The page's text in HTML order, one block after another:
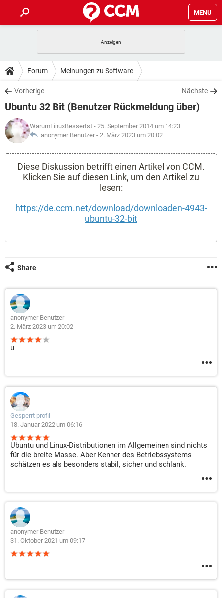
MENU
ANDROID IOS
WINDOWS 10
WHATSAPP TIKTOK
FACEBOOK HARDWARE
TIPPS & TRICKS
SPIELE STREAMING
WHATSAPP TIKTOK
DOWNLOADS
SPIELE STREAMING
ANDROID IOS
WINDOWS 10
FACEBOOK HARDWARE
SPIELE STREAMING
WINDOWS 10 INSTAGRAM
TIKTOK
LEXIKON
ANDROID IOS
INSTAGRAM
WHATSAPP TIKTOK
Forum Meinungen zu Software
Vorherige Nächste
Ubuntu 32 Bit (Benutzer Rückmeldung über)
WarumLinuxBesserIst - 25. September 2014 um 14:23
anonymer Benutzer - 2. März 2023 um 20:02
Diese Diskussion betrifft einen Artikel von CCM.
Klicken Sie auf diesen Link, um den Artikel zu
lesen:
https://de.ccm.net/download/downloaden-4943-
ubuntu-32-bit
Share
anonymer Benutzer
2. März 2023 um 20:02
u
Gesperrt profil
18. Januar 2022 um 06:16
Ubuntu und Linux-Distributionen im Allgemeinen sind nichts
für die breite Masse. Aber Kenner des Betriebssystems
schätzen es als besonders stabil, sicher und schlank.
anonymer Benutzer
31. Oktober 2021 um 09:17